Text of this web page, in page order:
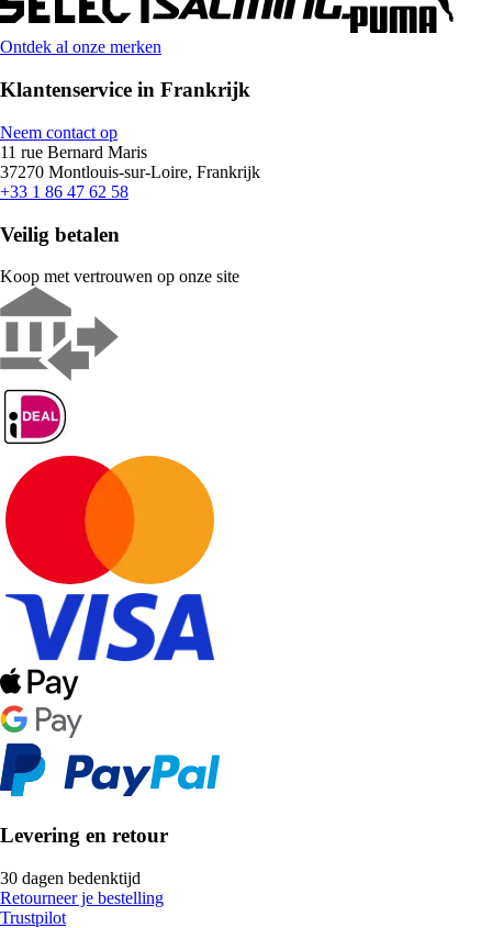
Ontdek al onze merken
Klantenservice in Frankrijk
Neem contact op
11 rue Bernard Maris
37270 Montlouis-sur-Loire, Frankrijk
+33 1 86 47 62 58
Veilig betalen
Koop met vertrouwen op onze site
Levering en retour
30 dagen bedenktijd
Retourneer je bestelling
Trustpilot